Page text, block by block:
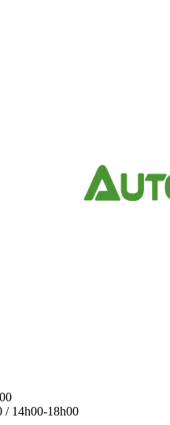
/ 14h00-18h00